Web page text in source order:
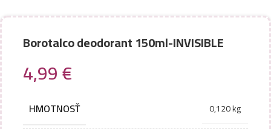
Borotalco deodorant 150ml-INVISIBLE
4,99€
HMOTNOSŤ 0,120 kg